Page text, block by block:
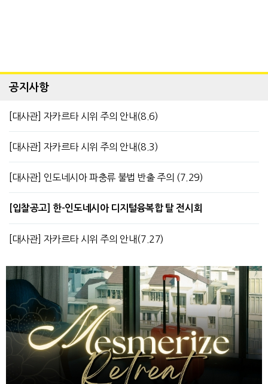
공지사항
[대사관] 자카르타 시위 주의 안내(8.6)
[대사관] 자카르타 시위 주의 안내(8.3)
[대사관] 인도네시아 파충류 불법 반출 주의 (7.29)
[입찰공고] 한-인도네시아 디지털융복합 탈 전시회
[대사관] 자카르타 시위 주의 안내(7.27)